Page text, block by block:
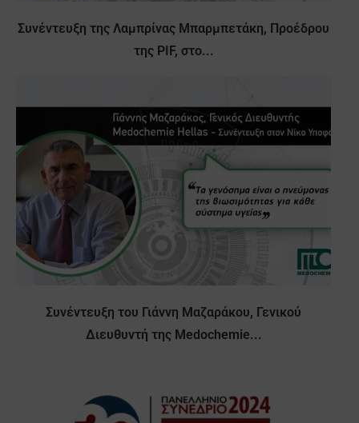
Συνέντευξη της Λαμπρίνας Μπαρμπετάκη, Προέδρου
της PIF, στο...
Συνέντευξη του Γιάννη Μαζαράκου, Γενικού
Διευθυντή της Medochemie...